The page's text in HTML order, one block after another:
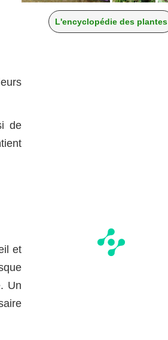
de
et
Un
L'encyclopédie des plantes